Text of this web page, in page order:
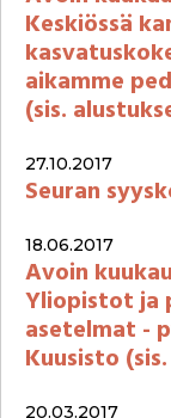
Keskiössä
aikamme
(sis.
27.10.2017
Seuran
18.06.2017
Avoin
Yliopistot ja
asetelmat -
Kuusisto
20.03.2017